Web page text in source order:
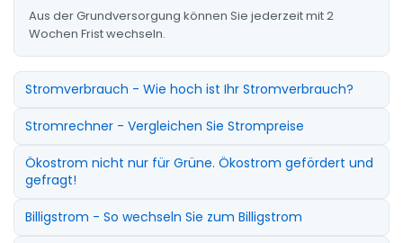
Aus der Grundversorgung können Sie jederzeit mit 2
Wochen Frist wechseln.
Stromverbrauch - Wie hoch ist Ihr Stromverbrauch?
Stromrechner - Vergleichen Sie Strompreise
Ökostrom nicht nur für Grüne. Ökostrom gefördert und
gefragt!
Billigstrom - So wechseln Sie zum Billigstrom